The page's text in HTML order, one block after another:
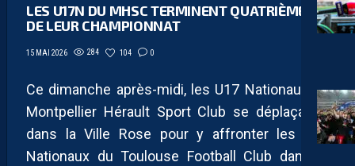
LES U17N DU MHSC TERMINENT QUATRIÈMES
DE LEUR CHAMPIONNAT
15 MAI 2026 284 104 0
Ce dimanche après-midi, les U17 Nationaux du
Montpellier Hérault Sport Club se déplaçaient
dans la Ville Rose pour y affronter les U17
Nationaux du Toulouse Football Club dans le